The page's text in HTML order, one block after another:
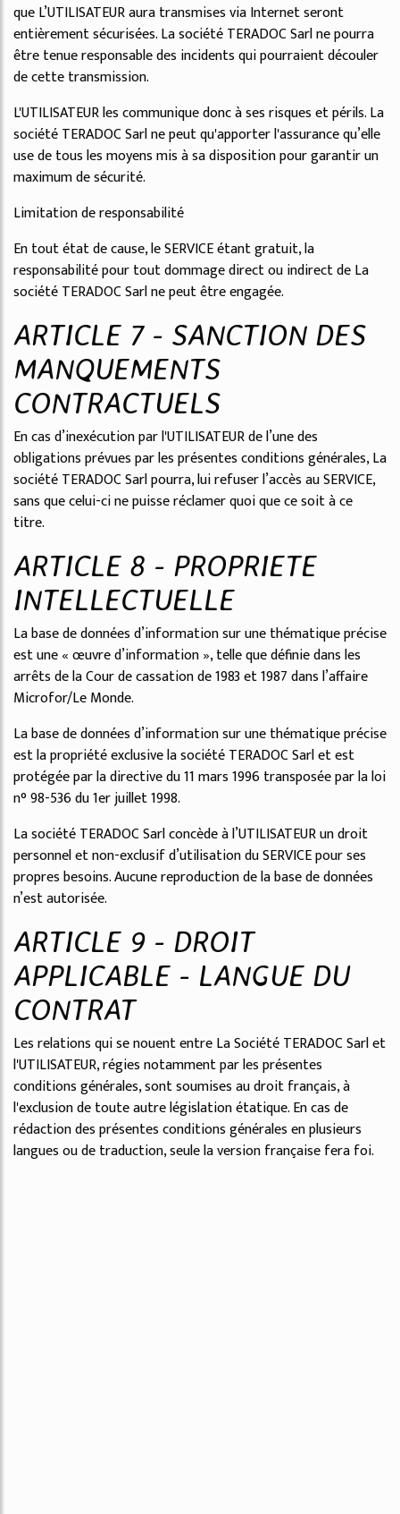
que L’UTILISATEUR aura transmises via Internet seront
entièrement sécurisées. La société TERADOC Sarl ne pourra
être tenue responsable des incidents qui pourraient découler
de cette transmission.
L'UTILISATEUR les communique donc à ses risques et périls. La
société TERADOC Sarl ne peut qu'apporter l'assurance qu’elle
use de tous les moyens mis à sa disposition pour garantir un
maximum de sécurité.
Limitation de responsabilité
En tout état de cause, le SERVICE étant gratuit, la
responsabilité pour tout dommage direct ou indirect de La
société TERADOC Sarl ne peut être engagée.
ARTICLE 7 - SANCTION DES
MANQUEMENTS
CONTRACTUELS
En cas d’inexécution par l'UTILISATEUR de l’une des
obligations prévues par les présentes conditions générales, La
société TERADOC Sarl pourra, lui refuser l’accès au SERVICE,
sans que celui-ci ne puisse réclamer quoi que ce soit à ce
titre.
ARTICLE 8 - PROPRIETE
INTELLECTUELLE
La base de données d’information sur une thématique précise
est une « œuvre d’information », telle que définie dans les
arrêts de la Cour de cassation de 1983 et 1987 dans l’affaire
Microfor/Le Monde.
La base de données d’information sur une thématique précise
est la propriété exclusive la société TERADOC Sarl et est
protégée par la directive du 11 mars 1996 transposée par la loi
n° 98-536 du 1er juillet 1998.
La société TERADOC Sarl concède à l’UTILISATEUR un droit
personnel et non-exclusif d’utilisation du SERVICE pour ses
propres besoins. Aucune reproduction de la base de données
n’est autorisée.
ARTICLE 9 - DROIT
APPLICABLE - LANGUE DU
CONTRAT
Les relations qui se nouent entre La Société TERADOC Sarl et
l'UTILISATEUR, régies notamment par les présentes
conditions générales, sont soumises au droit français, à
l'exclusion de toute autre législation étatique. En cas de
rédaction des présentes conditions générales en plusieurs
langues ou de traduction, seule la version française fera foi.